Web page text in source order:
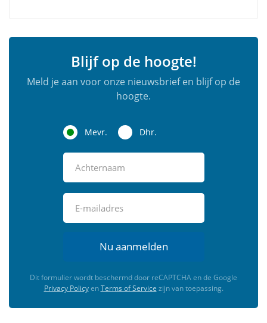
Blijf op de hoogte!
Meld je aan voor onze nieuwsbrief en blijf op de
hoogte.
Mevr. Dhr.
Nu aanmelden
Dit formulier wordt beschermd door reCAPTCHA en de Google
Privacy PolicyenTerms of Service zijn van toepassing.